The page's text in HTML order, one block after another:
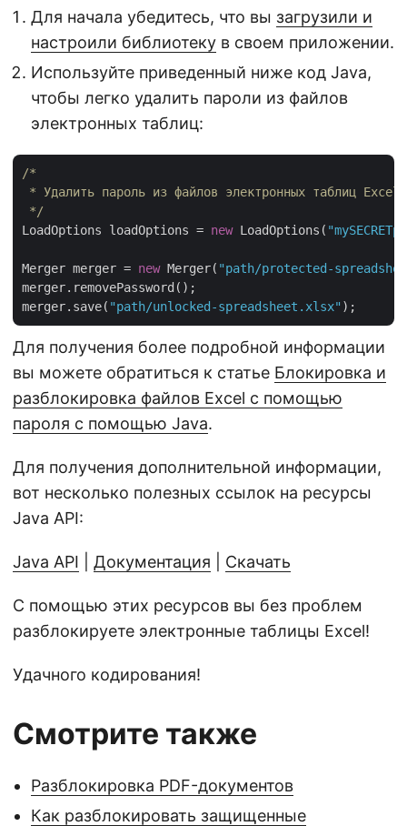
Для начала убедитесь, что вы загрузили и
настроили библиотеку в своем приложении.
Используйте приведенный ниже код Java,
чтобы легко удалить пароли из файлов
электронных таблиц:
/*
* Удалить пароль из файлов электронных таблиц Excel
*/
LoadOptions loadOptions = new LoadOptions(
Merger merger = new Merger( "path/protected-
merger.removePassword();
merger.save( "path/unlocked-spreadsheet.xlsx"
Для получения более подробной информации
вы можете обратиться к статье Блокировка и
разблокировка файлов Excel с помощью
пароля с помощью Java.
Для получения дополнительной информации,
вот несколько полезных ссылок на ресурсы
Java API:
Java API Документация Скачать
С помощью этих ресурсов вы без проблем
разблокируете электронные таблицы Excel!
Удачного кодирования!
Смотрите также
Разблокировка PDF-документов
Как разблокировать защищенные